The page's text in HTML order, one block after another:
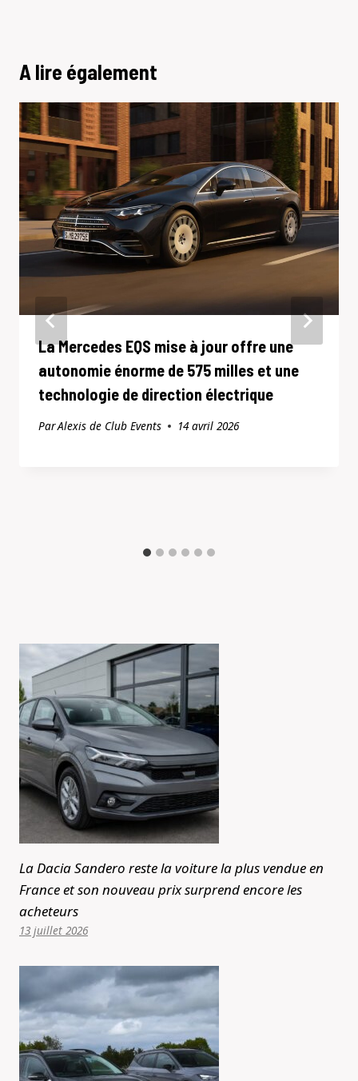
A lire également
La Mercedes EQS mise à jour offre une
autonomie énorme de 575 milles et une
technologie de direction électrique
ParAlexis de Club Events 14 avril 2026
La Dacia Sandero reste la voiture la plus vendue en
France et son nouveau prix surprend encore les
acheteurs
13 juillet 2026